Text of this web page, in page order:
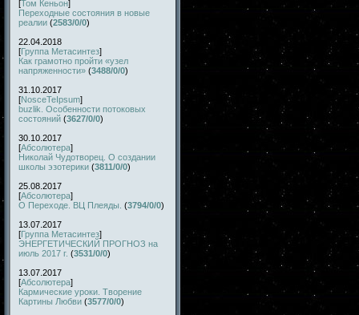
[Том Кеньон]
Переходные состояния в новые
реалии (2583/0/0)
22.04.2018
[Группа Метасинтез]
Как грамотно пройти «узел
напряженности» (3488/0/0)
31.10.2017
[NosceTeIpsum]
buzlik. Особенности потоковых
состояний (3627/0/0)
30.10.2017
[Абсолютера]
Николай Чудотворец. О создании
школы эзотерики (3811/0/0)
25.08.2017
[Абсолютера]
О Переходе. ВЦ Плеяды. (3794/0/0)
13.07.2017
[Группа Метасинтез]
ЭНЕРГЕТИЧЕСКИЙ ПРОГНОЗ на
июль 2017 г. (3531/0/0)
13.07.2017
[Абсолютера]
Кармические уроки. Творение
Картины Любви (3577/0/0)